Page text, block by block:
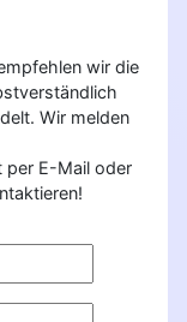
wir die
Wir melden
per E-Mail oder